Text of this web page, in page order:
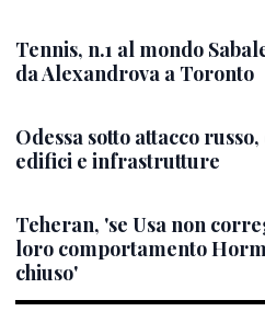
Tennis, n.1 al mondo
da Alexandrova a Toronto
Odessa sotto attacco
edifici e infrastrutture
Teheran, 'se Usa non
loro comportamento
chiuso'